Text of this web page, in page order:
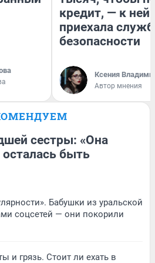
кредит, — к
приехала
безопасности
Ксения
Автор мнения
сестры: «Она
быть
Бабушки из уральской
соцсетей — они покорили
и грязь. Стоит ли ехать в